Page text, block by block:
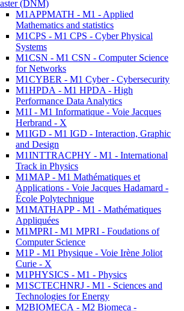
(DNM)
M1APPMATH - M1 - Applied
Mathematics and statistics
M1CPS - M1 CPS - Cyber Physical
Systems
M1CSN - M1 CSN - Computer Science
for Networks
M1CYBER - M1 Cyber - Cybersecurity
M1HPDA - M1 HPDA - High
Performance Data Analytics
M1I - M1 Informatique - Voie Jacques
Herbrand - X
M1IGD - M1 IGD - Interaction, Graphic
and Design
M1INTTRACPHY - M1 - International
Track in Physics
M1MAP - M1 Mathématiques et
Applications - Voie Jacques Hadamard -
École Polytechnique
M1MATHAPP - M1 - Mathématiques
Appliquées
M1MPRI - M1 MPRI - Foudations of
Computer Science
M1P - M1 Physique - Voie Irène Joliot
Curie - X
M1PHYSICS - M1 - Physics
M1SCTECHNRJ - M1 - Sciences and
Technologies for Energy
M2BIOMECA - M2 Biomeca -